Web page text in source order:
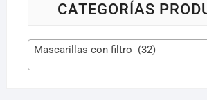
CATEGORÍAS
Mascarillas con filtro (32)